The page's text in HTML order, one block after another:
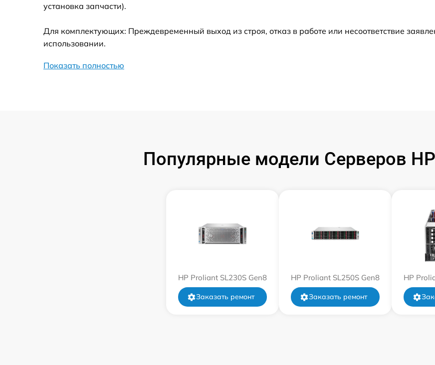
установка запчасти).
Для комплектующих: Преждевременный выход из строя, отказ в работе или несоответствие
использовании.
Показать полностью
Популярные модели Серверов
HP Proliant SL230S Gen8
Заказать ремонт
HP Proliant SL250S Gen8
Заказать ремонт
HP